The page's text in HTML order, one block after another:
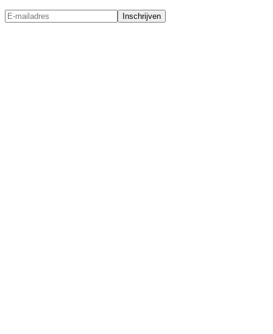
Inschrijven